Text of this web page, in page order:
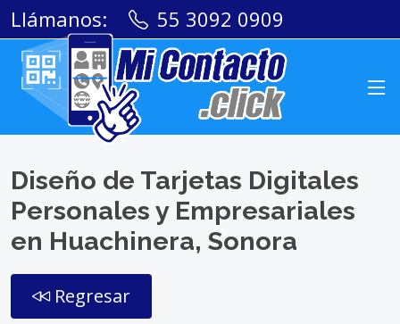
Llámanos: 55 3092 0909
Diseño de Tarjetas Digitales
Personales y Empresariales
en Huachinera, Sonora
Regresar